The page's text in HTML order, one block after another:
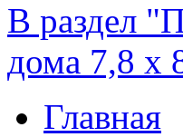
В раздел
дома 7,8 х
Главная